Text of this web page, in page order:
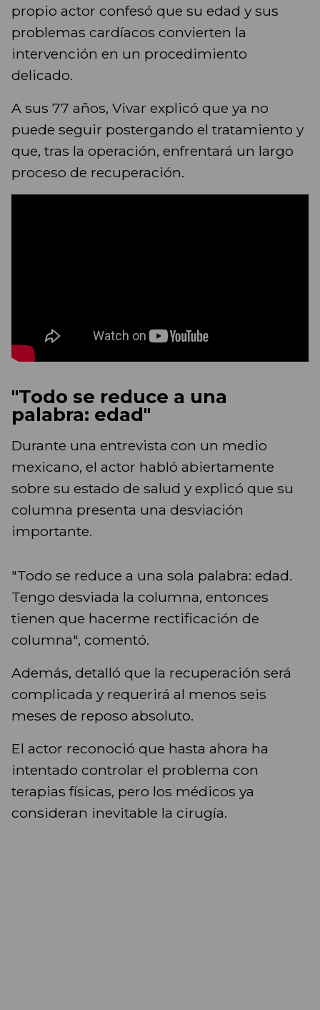
propio actor confesó que su edad y sus
problemas cardíacos convierten la
intervención en un procedimiento
delicado.
A sus 77 años, Vivar explicó que ya no
puede seguir postergando el tratamiento y
que, tras la operación, enfrentará un largo
proceso de recuperación.
"Todo se reduce a una
palabra: edad"
Durante una entrevista con un medio
mexicano, el actor habló abiertamente
sobre su estado de salud y explicó que su
columna presenta una desviación
importante.
"Todo se reduce a una sola palabra: edad.
Tengo desviada la columna, entonces
tienen que hacerme rectificación de
columna", comentó.
Además, detalló que la recuperación será
complicada y requerirá al menos seis
meses de reposo absoluto.
El actor reconoció que hasta ahora ha
intentado controlar el problema con
terapias físicas, pero los médicos ya
consideran inevitable la cirugía.